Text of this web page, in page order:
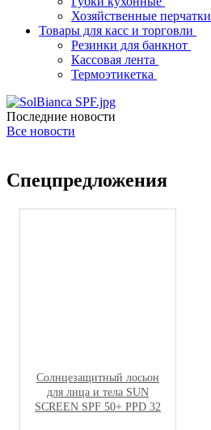
Хозяйственные перчатки
Товары для касс и торговли
Резинки для банкнот
Кассовая лента
Термоэтикетка
Последние новости
Все новости
Спецпредложения
Солнцезащитный лосьон
для лица и тела SUN
SCREEN SPF 50+ PPD 32